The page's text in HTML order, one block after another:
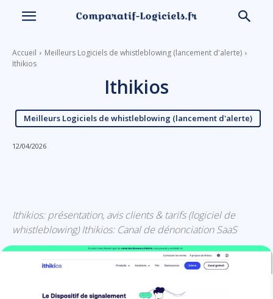
Accueil
Meilleurs Logiciels de whistleblowing (lancement d'alerte)
Ithikios
Ithikios
Meilleurs Logiciels de whistleblowing (lancement d'alerte)
12/04/2026
Ithikios: présentation, avis clients & tarifs (logiciel de
whistleblowing) Ithikios: Canal de dénonciation SaaS